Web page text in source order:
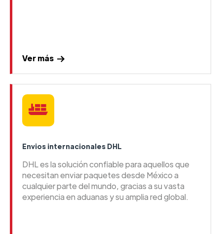
Ver más
Envios internacionales DHL
DHL es la solución confiable para aquellos que
necesitan enviar paquetes desde México a
cualquier parte del mundo, gracias a su vasta
experiencia en aduanas y su amplia red global.